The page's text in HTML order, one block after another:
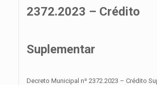
2372.2023 – Crédito
Suplementar
Decreto Municipal nº 2372.2023 – Crédito